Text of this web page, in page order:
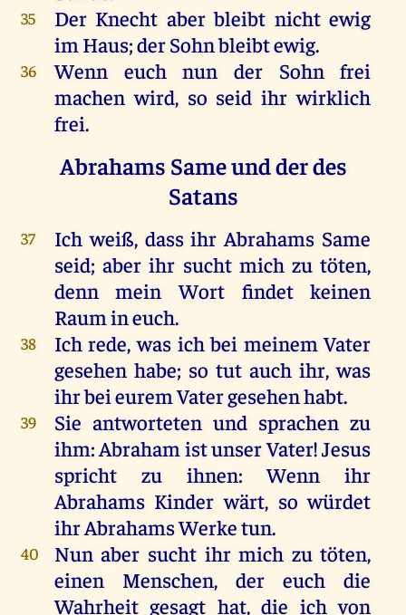
35 Der Knecht aber bleibt nicht ewig
im Haus;derSohnbleibtewig.
36 Wenn euch nun der Sohn
frei
machen wird, so seid ihr wirklich
frei.
Abrahams Same und der des
Satans
37 Ich weiß, dassihr Abrahams Same
seid;aber ihr sucht mich zu töten,
denn
mein Wort findet
keinen
Raumineuch.
38 Ich rede,was ich bei meinem Vater
gesehen habe; so tut auch ihr,was
ihrbeieuremVatergesehenhabt.
39 Sie antworteten und sprachen zu
ihm:Abraham istunserVater!Jesus
spricht
zu ihnen:Wenn
ihr
Abrahams Kinder wärt, so würdet
ihrAbrahamsWerketun.
40 Nun aber sucht ihr mich zu töten,
einen
Menschen, der euch
die
Wahrheit gesagt hat,die ich von